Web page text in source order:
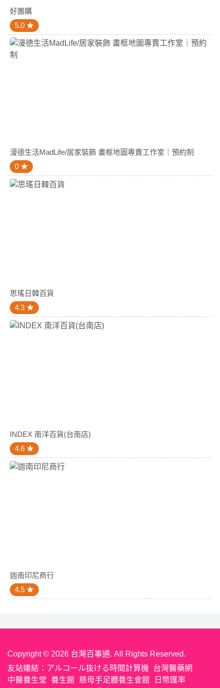
好團購
5.0
漫德生活MadLife/居家裝飾 畫框地圖專賣工作室｜預約制
0
思瑤日韓百貨
4.3
INDEX 南洋百貨(台南店)
4.6
迦南印尼商行
4.5
Copyright © 2026 台灣百事通. All Rights Reserved.
友站連結： アルコール抜ける時間計算機
台灣醫藥網
中醫養生堂 養生館 慈母手足體養生會館
日幣匯率